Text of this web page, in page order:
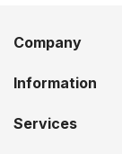
Company
Information
Services